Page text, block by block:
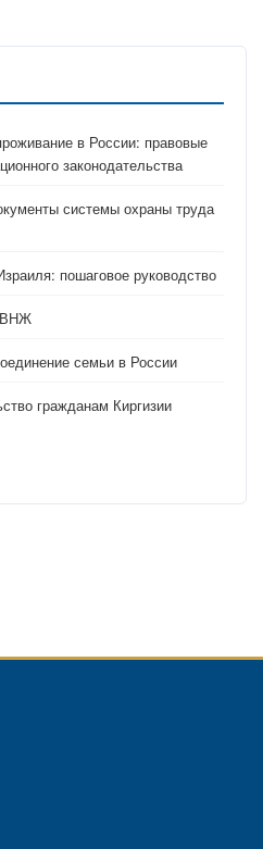
в России: правовые
законодательства
системы охраны труда
пошаговое руководство
ВНЖ
семьи в России
гражданам Киргизии